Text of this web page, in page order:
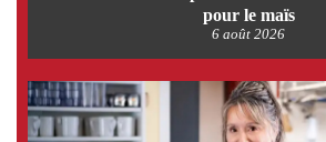
pour le maïs
6 août 2026